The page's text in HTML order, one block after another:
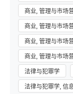
商业, 管理与市场
商业, 管理与市场
商业, 管理与市场
商业, 管理与市场
法律与犯罪学
法律与犯罪学, 信